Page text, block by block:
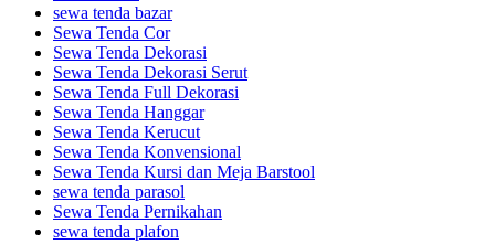
sewa tenda bazar
Sewa Tenda Cor
Sewa Tenda Dekorasi
Sewa Tenda Dekorasi Serut
Sewa Tenda Full Dekorasi
Sewa Tenda Hanggar
Sewa Tenda Kerucut
Sewa Tenda Konvensional
Sewa Tenda Kursi dan Meja Barstool
sewa tenda parasol
Sewa Tenda Pernikahan
sewa tenda plafon